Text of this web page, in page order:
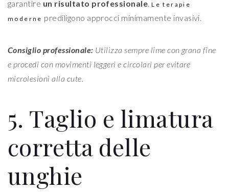
garantire un risultato professionale.Le terapie
moderne prediligono approcci minimamente invasivi.
Consiglio professionale: Utilizza sempre lime con grana fine
e procedi con movimenti leggeri e circolari per evitare
microlesioni alla cute.
5. Taglio e limatura
corretta delle
unghie